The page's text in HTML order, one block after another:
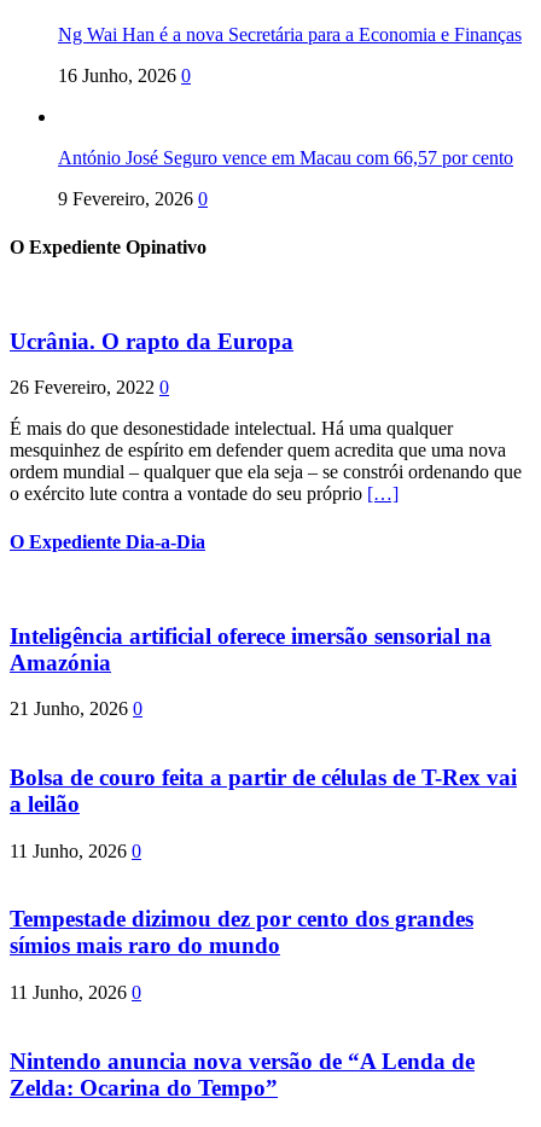
Ng Wai Han é a nova Secretária para a Economia e Finanças
16 Junho, 2026 0
António José Seguro vence em Macau com 66,57 por cento
9 Fevereiro, 2026 0
O Expediente Opinativo
Ucrânia. O rapto da Europa
26 Fevereiro, 2022 0
É mais do que desonestidade intelectual. Há uma qualquer
mesquinhez de espírito em defender quem acredita que uma nova
ordem mundial – qualquer que ela seja – se constrói ordenando que
o exército lute contra a vontade do seu próprio […]
O Expediente Dia-a-Dia
Inteligência artificial oferece imersão sensorial na
Amazónia
21 Junho, 2026 0
Bolsa de couro feita a partir de células de T-Rex vai
a leilão
11 Junho, 2026 0
Tempestade dizimou dez por cento dos grandes
símios mais raro do mundo
11 Junho, 2026 0
Nintendo anuncia nova versão de “A Lenda de
Zelda: Ocarina do Tempo”